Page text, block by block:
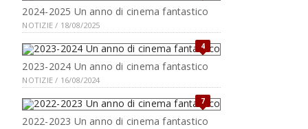
2024-2025 Un anno di cinema fantastico
NOTIZIE / 18/08/2025
4
2023-2024 Un anno di cinema fantastico
NOTIZIE / 16/08/2024
7
2022-2023 Un anno di cinema fantastico